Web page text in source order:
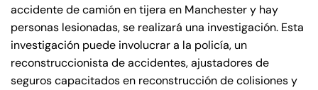
accidente de camión en tijera en Manchester y hay
personas lesionadas, se realizará una investigación. Esta
investigación puede involucrar a la policía, un
reconstruccionista de accidentes, ajustadores de
seguros capacitados en reconstrucción de colisiones y